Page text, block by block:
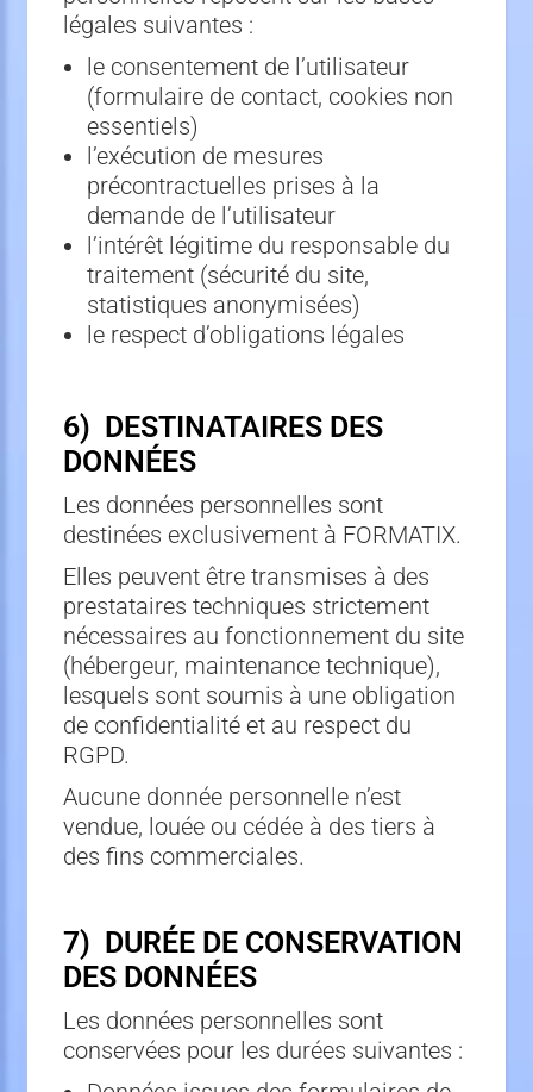
légales suivantes :
le consentement de l’utilisateur
(formulaire de contact, cookies non
essentiels)
l’exécution de mesures
précontractuelles prises à la
demande de l’utilisateur
l’intérêt légitime du responsable du
traitement (sécurité du site,
statistiques anonymisées)
le respect d’obligations légales
6) DESTINATAIRES DES
DONNÉES
Les données personnelles sont
destinées exclusivement à FORMATIX.
Elles peuvent être transmises à des
prestataires techniques strictement
nécessaires au fonctionnement du site
(hébergeur, maintenance technique),
lesquels sont soumis à une obligation
de confidentialité et au respect du
RGPD.
Aucune donnée personnelle n’est
vendue, louée ou cédée à des tiers à
des fins commerciales.
7) DURÉE DE CONSERVATION
DES DONNÉES
Les données personnelles sont
conservées pour les durées suivantes :